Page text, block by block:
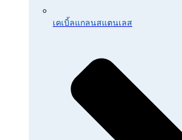
เคเบิ้ลแกลนสแตนเลส